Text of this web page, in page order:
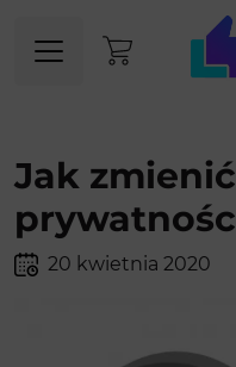
Jak
20 kwietnia 2020